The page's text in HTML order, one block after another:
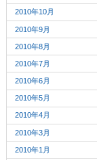
2010年10月
2010年9月
2010年8月
2010年7月
2010年6月
2010年5月
2010年4月
2010年3月
2010年1月